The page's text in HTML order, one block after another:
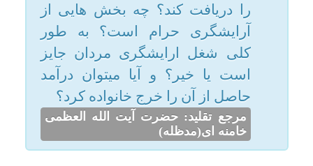
کاربر میهمان جواب: سلام علیکم؛
هر مرد توانمند
به آرایشگری میتواند شغل
آرایشگری را برای خود انتخاب کند
و از مشتری مبلغ معنی را دریافت
کند.
فقط بخش تراش ریش جایز نیست
و درآمد حاصل از آن را برای خرج
خانواده مناسب نیست. یاحقّ.